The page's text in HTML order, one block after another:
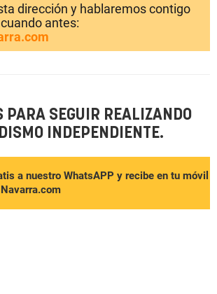
dirección y hablaremos contigo
antes:
PARA SEGUIR REALIZANDO
INDEPENDIENTE.
a nuestro WhatsAPP y recibe en tu móvil